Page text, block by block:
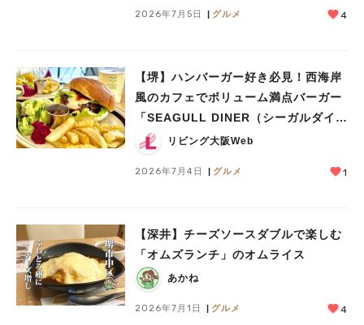
2026年7月5日 グルメ 4
【堺】ハンバーガー好き必見！西海岸
風のカフェでボリューム満点バーガー
「SEAGULL DINER（シーガルダイナ
ー）」リビング大阪Web
2026年7月4日 グルメ 1
【深井】チーズソースダブルで楽しむ
「オムズランチ」のオムライス
あかね
2026年7月1日 グルメ 4